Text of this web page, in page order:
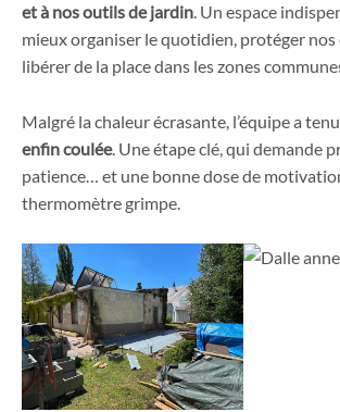
et à nos outils de jardin. Un espace
mieux organiser le quotidien, protéger
libérer de la place dans les zones
Malgré la chaleur écrasante, l’équipe a
enfin coulée. Une étape clé, qui demande
patience… et une bonne dose de
thermomètre grimpe.